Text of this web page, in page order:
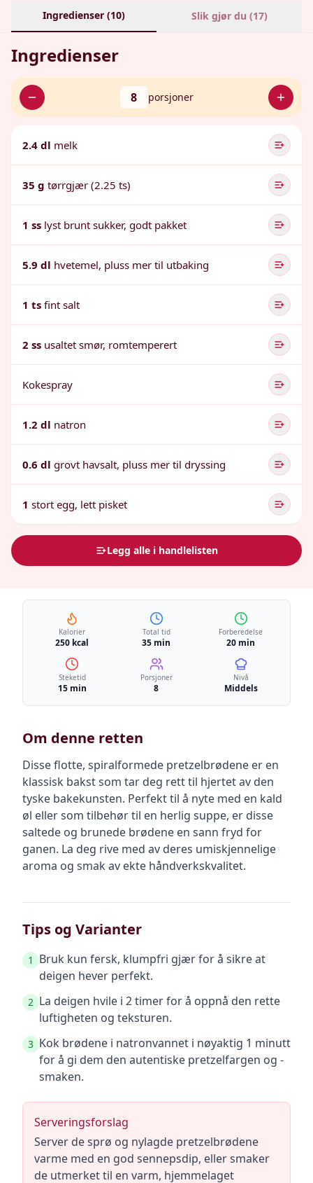
Ingredienser (10) Slik gjør du (17)
Ingredienser
8 porsjoner
2.4 dl melk
35 g tørrgjær (2.25 ts)
1 ss lyst brunt sukker, godt pakket
5.9 dl hvetemel, pluss mer til utbaking
1 ts fint salt
2 ss usaltet smør, romtemperert
Kokespray
1.2 dl natron
0.6 dl grovt havsalt, pluss mer til dryssing
1 stort egg, lett pisket
Legg alle i handlelisten
Kalorier
250 kcal
Total tid
35 min
Forberedelse
20 min
Steketid
15 min
Porsjoner
8
Nivå
Middels
Om denne retten
Disse flotte, spiralformede pretzelbrødene er en
klassisk bakst som tar deg rett til hjertet av den
tyske bakekunsten. Perfekt til å nyte med en kald
øl eller som tilbehør til en herlig suppe, er disse
saltede og brunede brødene en sann fryd for
ganen. La deg rive med av deres umiskjennelige
aroma og smak av ekte håndverkskvalitet.
Tips og Varianter
1
Bruk kun fersk, klumpfri gjær for å sikre at
deigen hever perfekt.
2 La deigen hvile i 2 timer for å oppnå den rette
luftigheten og teksturen.
3 Kok brødene i natronvannet i nøyaktig 1 minutt
for å gi dem den autentiske pretzelfargen og -
smaken.
Serveringsforslag
Server de sprø og nylagde pretzelbrødene
varme med en god sennepsdip, eller smaker
de utmerket til en varm, hjemmelaget